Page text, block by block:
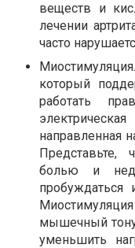
веществ и
лечении
часто
который
работать
направленная
болью и
пробуждаться
мышечный
уменьшить